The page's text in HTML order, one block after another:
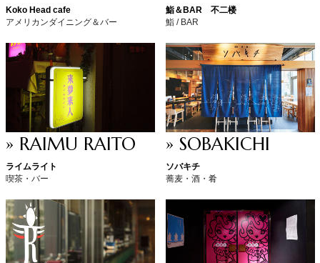
Koko Head cafe
アメリカンダイニング＆バー
鮨＆BAR 不二楼
鮨 / BAR
» RAIMU RAITO
ライムライト
喫茶・バー
» SOBAKICHI
ソバキチ
蕎麦・酒・肴